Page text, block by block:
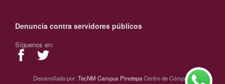
Denuncia contra servidores públicos
Síguenos en:
Desarrollado por:TecNM Campus PinotepaCentro de Cómputo